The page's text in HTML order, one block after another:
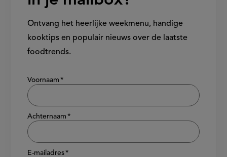
Ontvang het heerlijke weekmenu, handige
kooktips en populair nieuws over de laatste
foodtrends.
Show/hide
Voornaam
Achternaam
E-mailadres